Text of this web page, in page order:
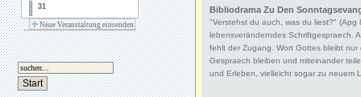
31
Neue Veranstaltung einsenden
Bibliodrama Zu Den
"Verstehst du auch, was du liest?"
lebensveränderndes Schriftgespraech.
fehlt der Zugang. Wort Gottes bleibt
Gespraech bleiben und miteinander
und Erleben, vielleicht sogar zu neuem